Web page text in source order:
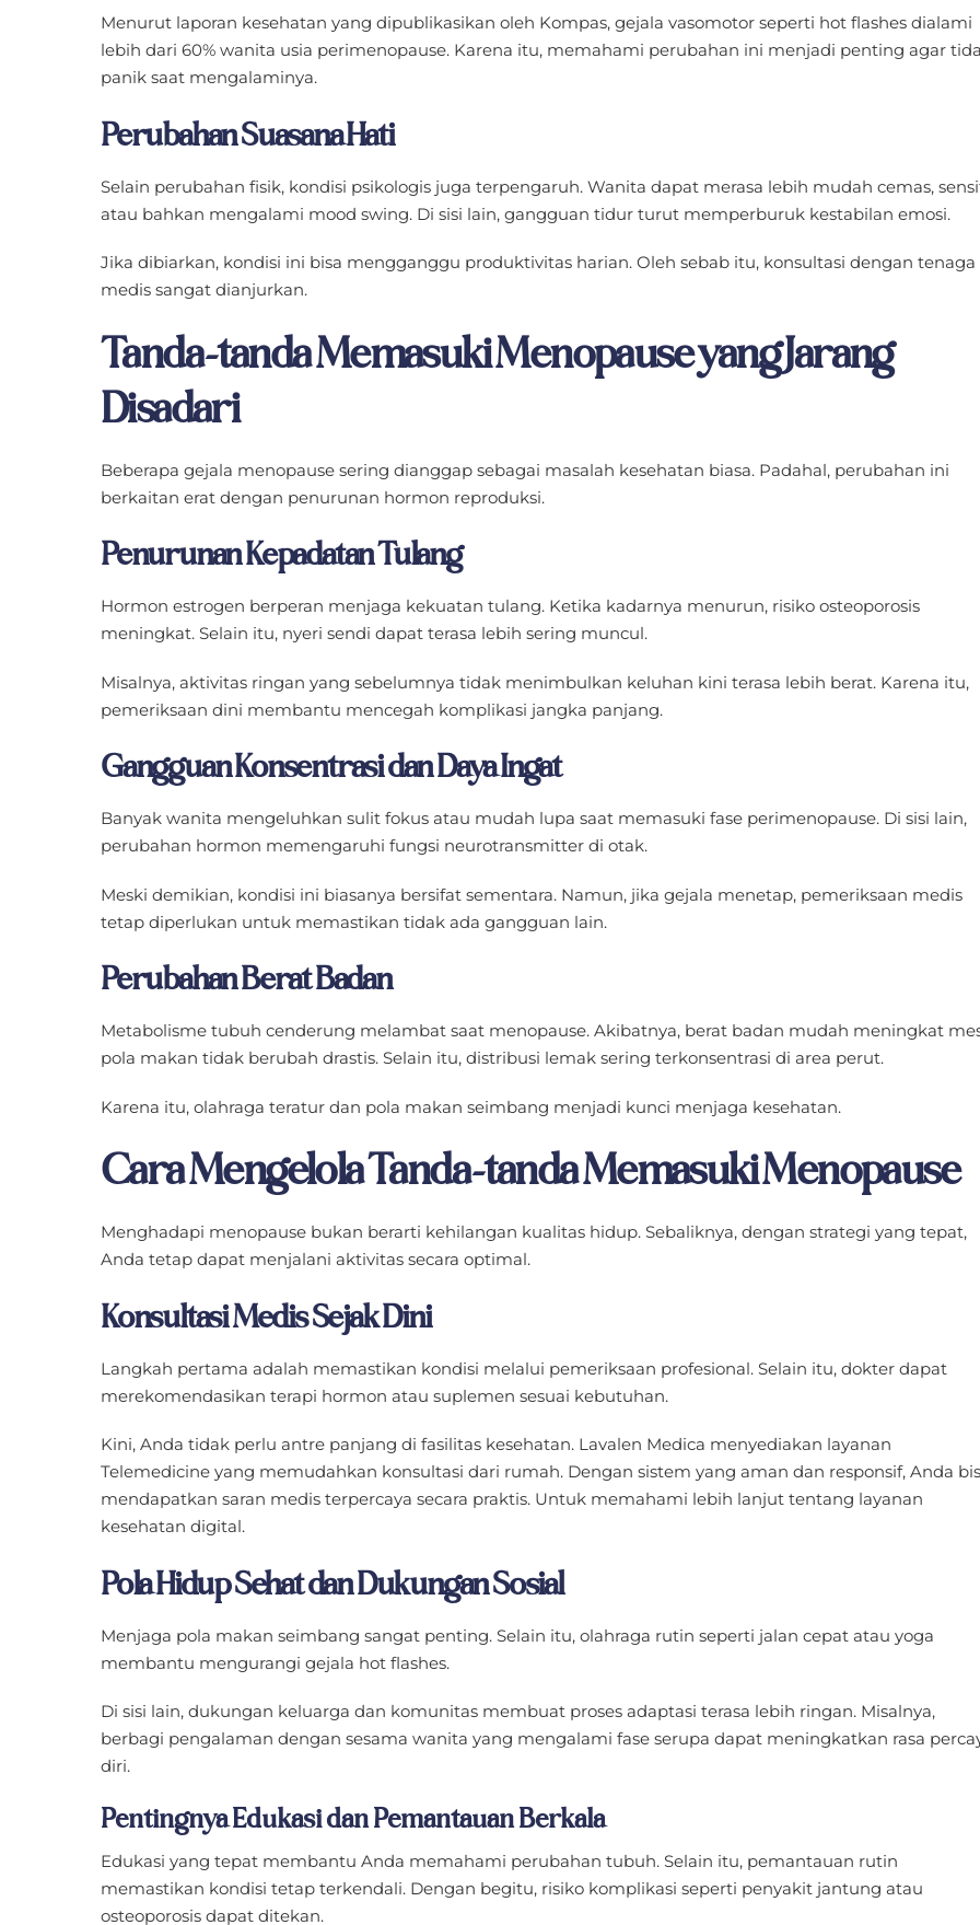
Menurut laporan kesehatan yang dipublikasikan oleh Kompas, gejala vasomotor seperti hot flashes dialami
lebih dari 60% wanita usia perimenopause. Karena itu, memahami perubahan ini menjadi penting agar
panik saat mengalaminya.
Perubahan Suasana Hati
Selain perubahan fisik, kondisi psikologis juga terpengaruh. Wanita dapat merasa lebih mudah cemas,
atau bahkan mengalami mood swing. Di sisi lain, gangguan tidur turut memperburuk kestabilan emosi.
Jika dibiarkan, kondisi ini bisa mengganggu produktivitas harian. Oleh sebab itu, konsultasi dengan tenaga
medis sangat dianjurkan.
Tanda-tanda Memasuki Menopause yang Jarang
Disadari
Beberapa gejala menopause sering dianggap sebagai masalah kesehatan biasa. Padahal, perubahan ini
berkaitan erat dengan penurunan hormon reproduksi.
Penurunan Kepadatan Tulang
Hormon estrogen berperan menjaga kekuatan tulang. Ketika kadarnya menurun, risiko osteoporosis
meningkat. Selain itu, nyeri sendi dapat terasa lebih sering muncul.
Misalnya, aktivitas ringan yang sebelumnya tidak menimbulkan keluhan kini terasa lebih berat. Karena itu,
pemeriksaan dini membantu mencegah komplikasi jangka panjang.
Gangguan Konsentrasi dan Daya Ingat
Banyak wanita mengeluhkan sulit fokus atau mudah lupa saat memasuki fase perimenopause. Di sisi lain,
perubahan hormon memengaruhi fungsi neurotransmitter di otak.
Meski demikian, kondisi ini biasanya bersifat sementara. Namun, jika gejala menetap, pemeriksaan medis
tetap diperlukan untuk memastikan tidak ada gangguan lain.
Perubahan Berat Badan
Metabolisme tubuh cenderung melambat saat menopause. Akibatnya, berat badan mudah meningkat
pola makan tidak berubah drastis. Selain itu, distribusi lemak sering terkonsentrasi di area perut.
Karena itu, olahraga teratur dan pola makan seimbang menjadi kunci menjaga kesehatan.
Cara Mengelola Tanda-tanda Memasuki Menopause
Menghadapi menopause bukan berarti kehilangan kualitas hidup. Sebaliknya, dengan strategi yang tepat,
Anda tetap dapat menjalani aktivitas secara optimal.
Konsultasi Medis Sejak Dini
Langkah pertama adalah memastikan kondisi melalui pemeriksaan profesional. Selain itu, dokter dapat
merekomendasikan terapi hormon atau suplemen sesuai kebutuhan.
Kini, Anda tidak perlu antre panjang di fasilitas kesehatan. Lavalen Medica menyediakan layanan
Telemedicine yang memudahkan konsultasi dari rumah. Dengan sistem yang aman dan responsif, Anda
mendapatkan saran medis terpercaya secara praktis. Untuk memahami lebih lanjut tentang layanan
kesehatan digital.
Pola Hidup Sehat dan Dukungan Sosial
Menjaga pola makan seimbang sangat penting. Selain itu, olahraga rutin seperti jalan cepat atau yoga
membantu mengurangi gejala hot flashes.
Di sisi lain, dukungan keluarga dan komunitas membuat proses adaptasi terasa lebih ringan. Misalnya,
berbagi pengalaman dengan sesama wanita yang mengalami fase serupa dapat meningkatkan rasa
diri.
Pentingnya Edukasi dan Pemantauan Berkala
Edukasi yang tepat membantu Anda memahami perubahan tubuh. Selain itu, pemantauan rutin
memastikan kondisi tetap terkendali. Dengan begitu, risiko komplikasi seperti penyakit jantung atau
osteoporosis dapat ditekan.